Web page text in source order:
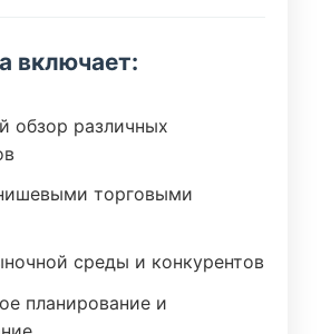
включает:
обзор различных
торговыми
среды и конкурентов
планирование и